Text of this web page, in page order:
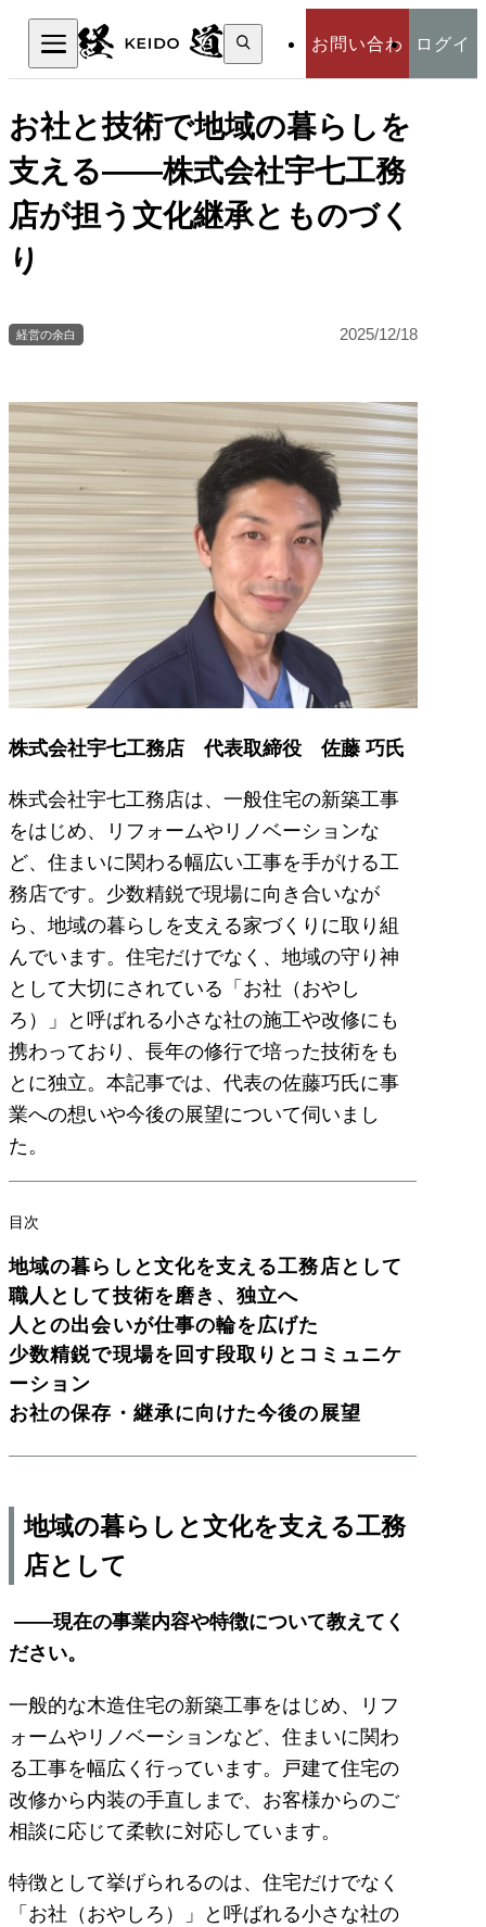
お問い合わ
せ
ログイ
検
索:
検索
お社と技術で地域の暮らしを
支える――株式会社宇七工務
店が担う文化継承とものづく
り
経営の余白 2025/12/18
株式会社宇七工務店 代表取締役 佐藤 巧氏
株式会社宇七工務店は、一般住宅の新築工事
をはじめ、リフォームやリノベーションな
ど、住まいに関わる幅広い工事を手がける工
務店です。少数精鋭で現場に向き合いなが
ら、地域の暮らしを支える家づくりに取り組
んでいます。住宅だけでなく、地域の守り神
として大切にされている「お社（おやし
ろ）」と呼ばれる小さな社の施工や改修にも
携わっており、長年の修行で培った技術をも
とに独立。本記事では、代表の佐藤巧氏に事
業への想いや今後の展望について伺いまし
た。
目次
地域の暮らしと文化を支える工務店として
職人として技術を磨き、独立へ
人との出会いが仕事の輪を広げた
少数精鋭で現場を回す段取りとコミュニケ
ーション
お社の保存・継承に向けた今後の展望
地域の暮らしと文化を支える工務
店として
――現在の事業内容や特徴について教えてく
ださい。
一般的な木造住宅の新築工事をはじめ、リフ
ォームやリノベーションなど、住まいに関わ
る工事を幅広く行っています。戸建て住宅の
改修から内装の手直しまで、お客様からのご
相談に応じて柔軟に対応しています。
特徴として挙げられるのは、住宅だけでなく
「お社（おやしろ）」と呼ばれる小さな社の